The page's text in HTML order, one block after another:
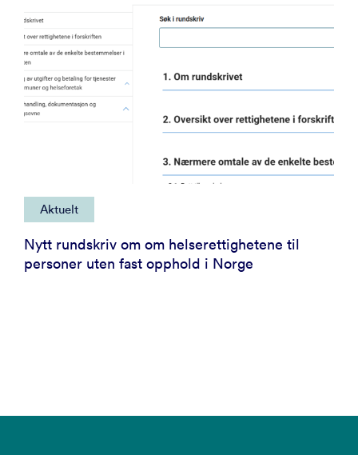
Aktuelt
Nytt rundskriv om om helserettighetene til
personer uten fast opphold i Norge